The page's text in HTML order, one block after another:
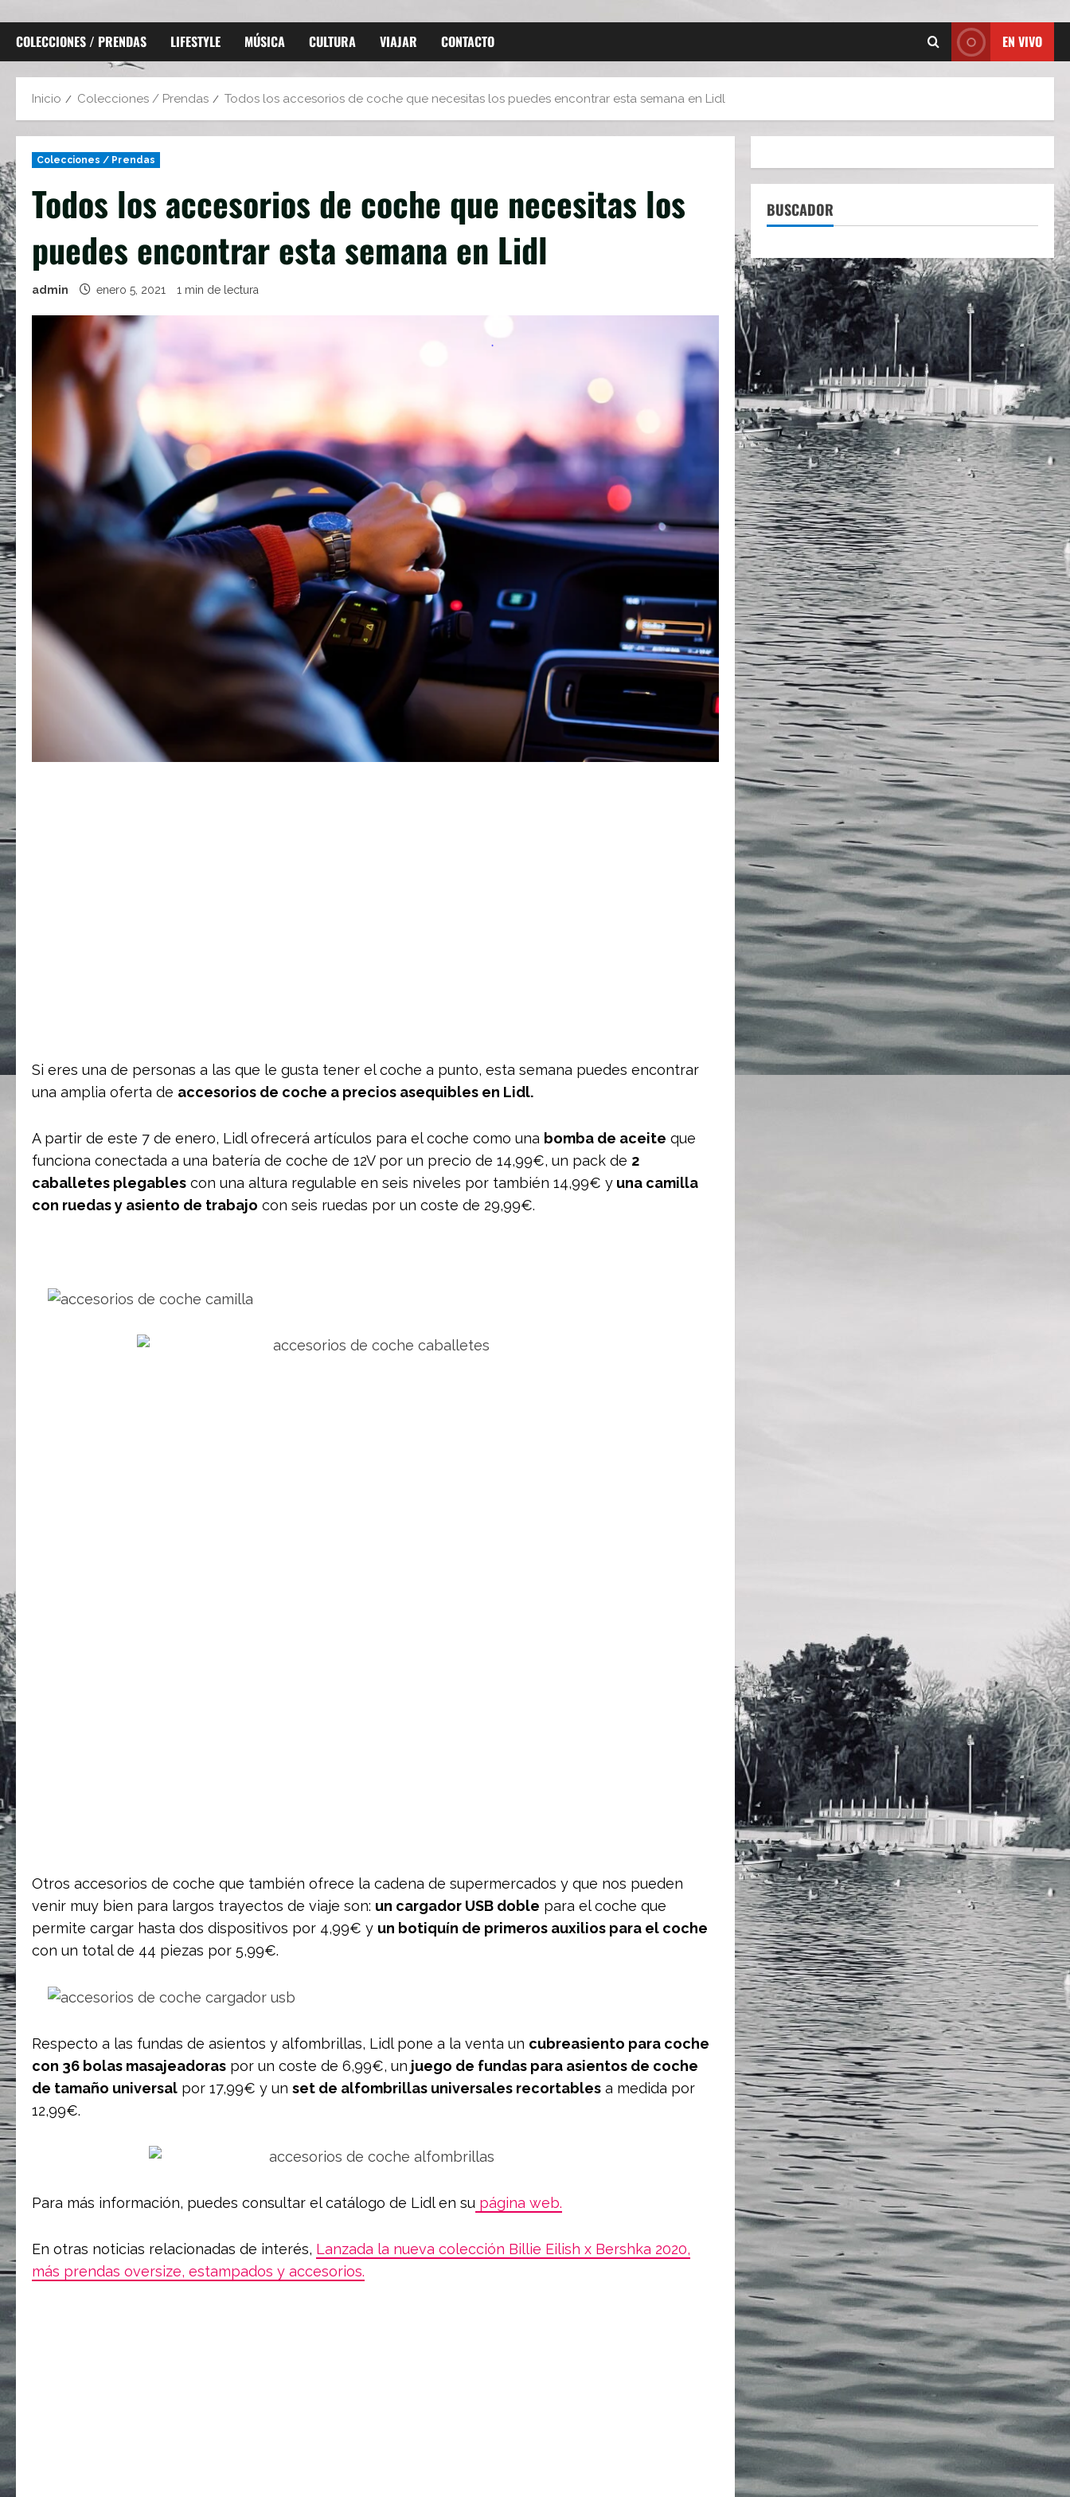
COLECCIONES / PRENDAS LIFESTYLE MÚSICA CULTURA VIAJAR CONTACTO EN VIVO
Inicio Colecciones / Prendas Todos los accesorios de coche que necesitas los puedes encontrar esta semana en Lidl
Colecciones / Prendas
Todos los accesorios de coche que necesitas los
puedes encontrar esta semana en Lidl
admin enero 5, 2021 1 min de lectura
Si eres una de personas a las que le gusta tener el coche a punto, esta semana puedes encontrar
una amplia oferta de accesorios de coche a precios asequibles en Lidl.
A partir de este 7 de enero, Lidl ofrecerá artículos para el coche como una bomba de aceite que
funciona conectada a una batería de coche de 12V por un precio de 14,99€, un pack de 2
caballetes plegables con una altura regulable en seis niveles por también 14,99€ y una camilla
con ruedas y asiento de trabajo con seis ruedas por un coste de 29,99€.
Otros accesorios de coche que también ofrece la cadena de supermercados y que nos pueden
venir muy bien para largos trayectos de viaje son: un cargador USB doble para el coche que
permite cargar hasta dos dispositivos por 4,99€ y un botiquín de primeros auxilios para el coche
con un total de 44 piezas por 5,99€.
Respecto a las fundas de asientos y alfombrillas, Lidl pone a la venta un cubreasiento para coche
con 36 bolas masajeadoras por un coste de 6,99€, un juego de fundas para asientos de coche
de tamaño universal por 17,99€ y un set de alfombrillas universales recortables a medida por
12,99€.
Para más información, puedes consultar el catálogo de Lidl en su página web.
En otras noticias relacionadas de interés, Lanzada la nueva colección Billie Eilish x Bershka 2020,
más prendas oversize, estampados y accesorios.
BUSCADOR